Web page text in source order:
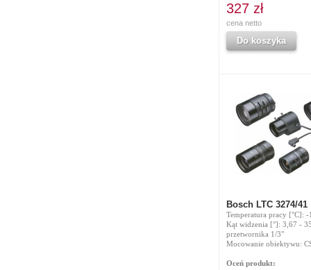
327 zł
cena netto
Do koszyka
Bosch LTC 3274/41
Temperatura pracy [°C]:
Kąt widzenia [°]: 3,67 -
przetwornika 1/3"
Mocowanie obiektywu:
Oceń produkt: